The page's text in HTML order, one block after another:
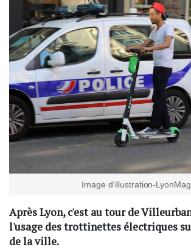
Image d'illustration-LyonMag
Après Lyon, c'est au tour de
l'usage des trottinettes électriques
de la ville.